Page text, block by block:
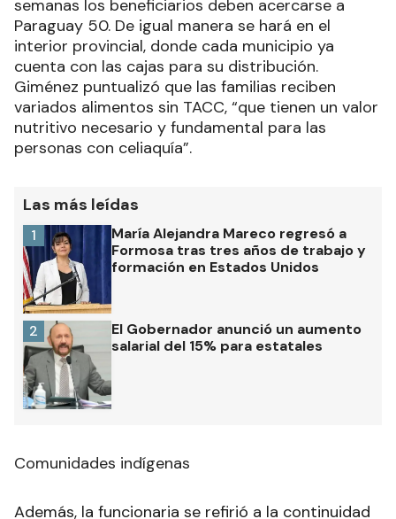
semanas los beneficiarios deben acercarse a
Paraguay 50. De igual manera se hará en el
interior provincial, donde cada municipio ya
cuenta con las cajas para su distribución.
Giménez puntualizó que las familias reciben
variados alimentos sin TACC, “que tienen un valor
nutritivo necesario y fundamental para las
personas con celiaquía”.
Las más leídas
María Alejandra Mareco regresó a
Formosa tras tres años de trabajo y
formación en Estados Unidos
1
El Gobernador anunció un aumento
salarial del 15% para estatales
2
Comunidades indígenas
Además, la funcionaria se refirió a la continuidad